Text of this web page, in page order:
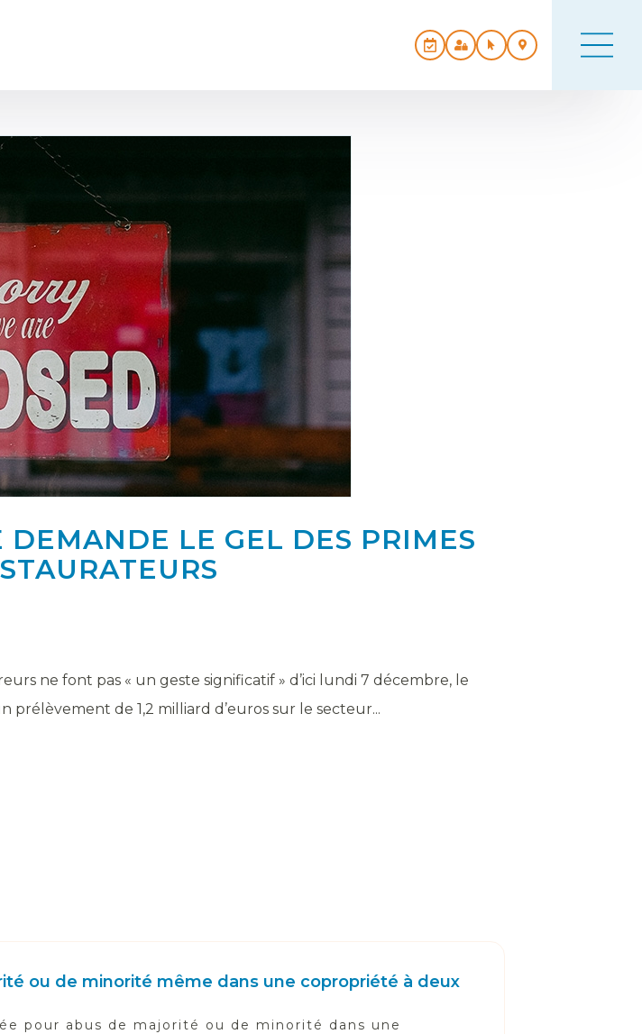
LE GEL DES PRIMES
ne font pas « un geste significatif » d’ici lundi 7 décembre, le
de 1,2 milliard d’euros sur le secteur...
ou de minorité même dans une copropriété à deux
pour abus de majorité ou de minorité dans une